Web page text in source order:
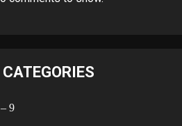
CATEGORIES
9